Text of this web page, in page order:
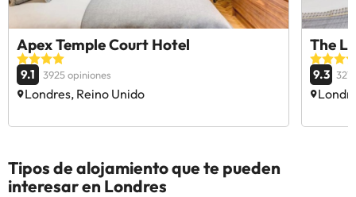
Apex Temple Court Hotel
9.1 3925 opiniones
Londres, Reino Unido
The
9.3
Tipos de alojamiento que te pueden
interesar en Londres